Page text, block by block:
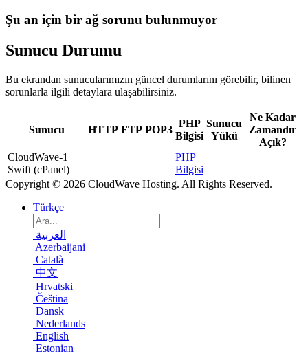
Şu an için bir ağ sorunu bulunmuyor
Sunucu Durumu
Bu ekrandan sunucularımızın güncel durumlarını görebilir, bilinen
sorunlarla ilgili detaylara ulaşabilirsiniz.
Sunucu HTTP FTP POP3
PHP
Bilgisi
Sunucu
Yükü
Ne Kadar
Zamandır
Açık?
CloudWave-1
Swift (cPanel)
PHP
Bilgisi
Copyright © 2026 CloudWave Hosting. All Rights Reserved.
Türkçe
العربية
Azerbaijani
Català
中文
Hrvatski
Čeština
Dansk
Nederlands
English
Estonian